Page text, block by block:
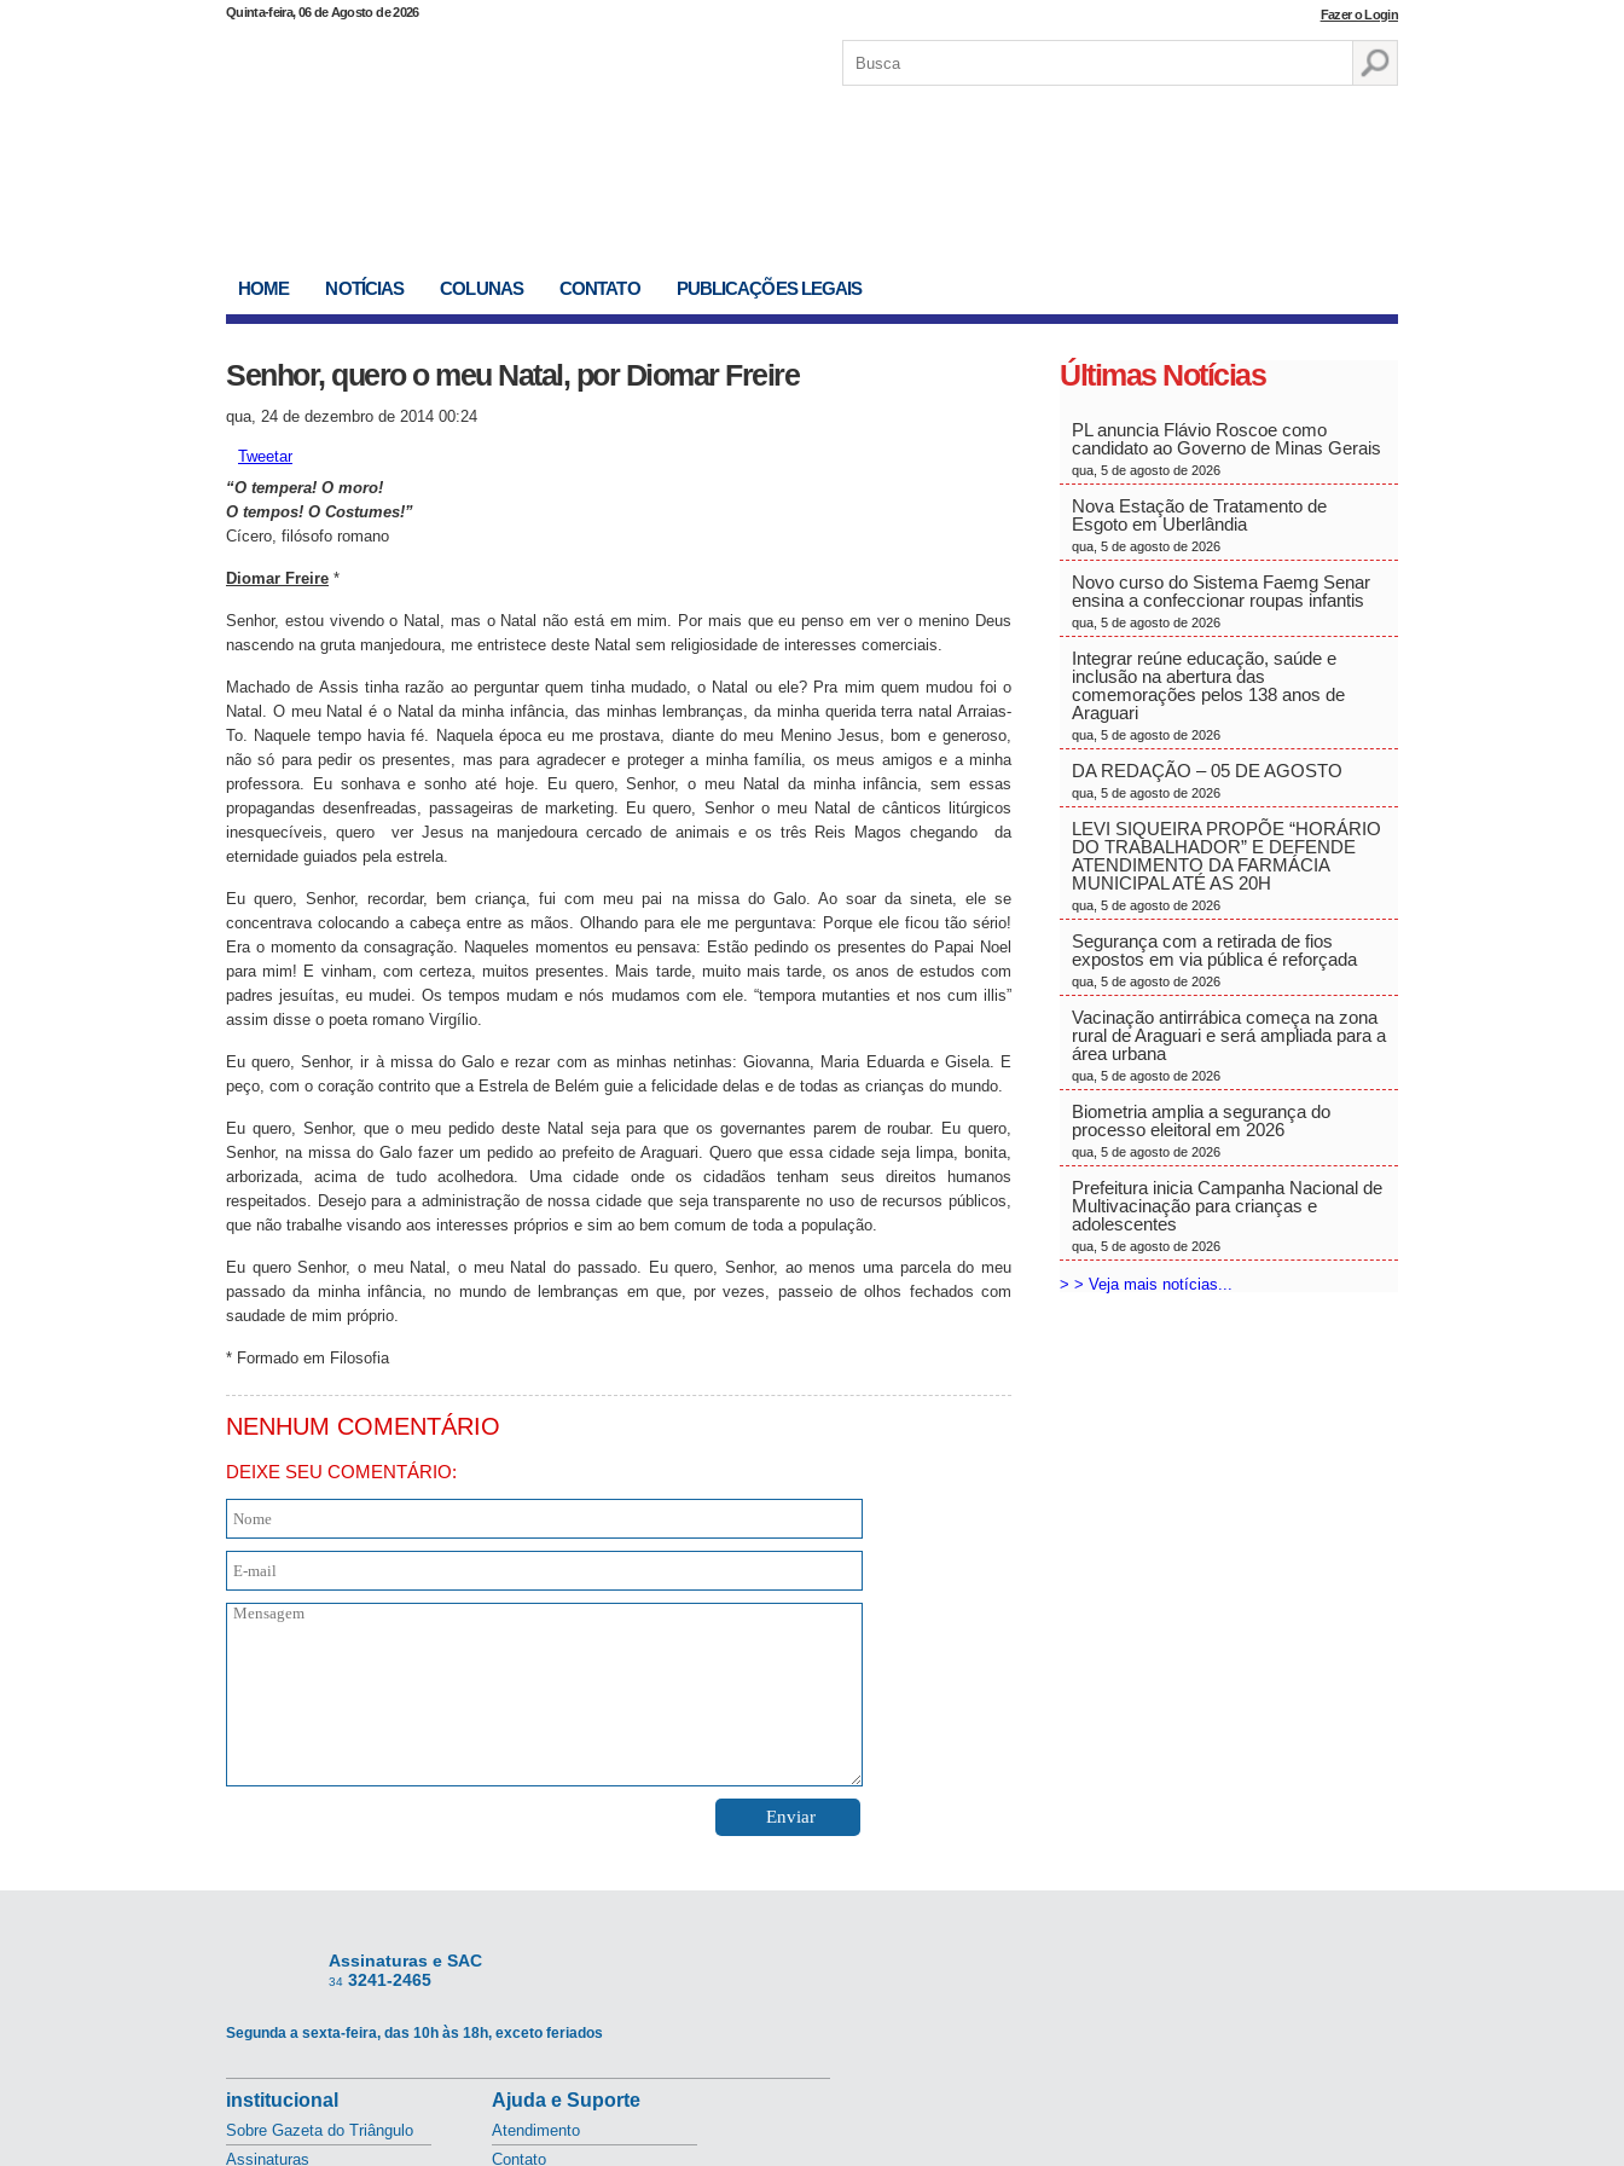
Quinta-feira, 06 de Agosto de 2026 Fazer o Login
HOME NOTÍCIAS COLUNAS CONTATO PUBLICAÇÕES LEGAIS
Senhor, quero o meu Natal, por Diomar Freire
qua, 24 de dezembro de 2014 00:24
Tweetar
“O tempera! O moro!
O tempos! O Costumes!”
Cícero, filósofo romano
Diomar Freire *
Senhor, estou vivendo o Natal, mas o Natal não está em mim. Por mais que eu penso em ver o menino Deus
nascendo na gruta manjedoura, me entristece deste Natal sem religiosidade de interesses comerciais.
Machado de Assis tinha razão ao perguntar quem tinha mudado, o Natal ou ele? Pra mim quem mudou foi o
Natal. O meu Natal é o Natal da minha infância, das minhas lembranças, da minha querida terra natal Arraias-
To. Naquele tempo havia fé. Naquela época eu me prostava, diante do meu Menino Jesus, bom e generoso,
não só para pedir os presentes, mas para agradecer e proteger a minha família, os meus amigos e a minha
professora. Eu sonhava e sonho até hoje. Eu quero, Senhor, o meu Natal da minha infância, sem essas
propagandas desenfreadas, passageiras de marketing. Eu quero, Senhor o meu Natal de cânticos litúrgicos
inesquecíveis, quero ver Jesus na manjedoura cercado de animais e os três Reis Magos chegando da
eternidade guiados pela estrela.
Eu quero, Senhor, recordar, bem criança, fui com meu pai na missa do Galo. Ao soar da sineta, ele se
concentrava colocando a cabeça entre as mãos. Olhando para ele me perguntava: Porque ele ficou tão sério!
Era o momento da consagração. Naqueles momentos eu pensava: Estão pedindo os presentes do Papai Noel
para mim! E vinham, com certeza, muitos presentes. Mais tarde, muito mais tarde, os anos de estudos com
padres jesuítas, eu mudei. Os tempos mudam e nós mudamos com ele. “tempora mutanties et nos cum illis”
assim disse o poeta romano Virgílio.
Eu quero, Senhor, ir à missa do Galo e rezar com as minhas netinhas: Giovanna, Maria Eduarda e Gisela. E
peço, com o coração contrito que a Estrela de Belém guie a felicidade delas e de todas as crianças do mundo.
Eu quero, Senhor, que o meu pedido deste Natal seja para que os governantes parem de roubar. Eu quero,
Senhor, na missa do Galo fazer um pedido ao prefeito de Araguari. Quero que essa cidade seja limpa, bonita,
arborizada, acima de tudo acolhedora. Uma cidade onde os cidadãos tenham seus direitos humanos
respeitados. Desejo para a administração de nossa cidade que seja transparente no uso de recursos públicos,
que não trabalhe visando aos interesses próprios e sim ao bem comum de toda a população.
Eu quero Senhor, o meu Natal, o meu Natal do passado. Eu quero, Senhor, ao menos uma parcela do meu
passado da minha infância, no mundo de lembranças em que, por vezes, passeio de olhos fechados com
saudade de mim próprio.
* Formado em Filosofia
NENHUM COMENTÁRIO
DEIXE SEU COMENTÁRIO:
Últimas Notícias
PL anuncia Flávio Roscoe como
candidato ao Governo de Minas Gerais
qua, 5 de agosto de 2026
Nova Estação de Tratamento de
Esgoto em Uberlândia
qua, 5 de agosto de 2026
Novo curso do Sistema Faemg Senar
ensina a confeccionar roupas infantis
qua, 5 de agosto de 2026
Integrar reúne educação, saúde e
inclusão na abertura das
comemorações pelos 138 anos de
Araguari
qua, 5 de agosto de 2026
DA REDAÇÃO – 05 DE AGOSTO
qua, 5 de agosto de 2026
LEVI SIQUEIRA PROPÕE “HORÁRIO
DO TRABALHADOR” E DEFENDE
ATENDIMENTO DA FARMÁCIA
MUNICIPAL ATÉ AS 20H
qua, 5 de agosto de 2026
Segurança com a retirada de fios
expostos em via pública é reforçada
qua, 5 de agosto de 2026
Vacinação antirrábica começa na zona
rural de Araguari e será ampliada para a
área urbana
qua, 5 de agosto de 2026
Biometria amplia a segurança do
processo eleitoral em 2026
qua, 5 de agosto de 2026
Prefeitura inicia Campanha Nacional de
Multivacinação para crianças e
adolescentes
qua, 5 de agosto de 2026
> > Veja mais notícias...
Assinaturas e SAC
34 3241-2465
Segunda a sexta-feira, das 10h às 18h, exceto feriados
institucional
Sobre Gazeta do Triângulo
Assinaturas
Ajuda e Suporte
Atendimento
Contato